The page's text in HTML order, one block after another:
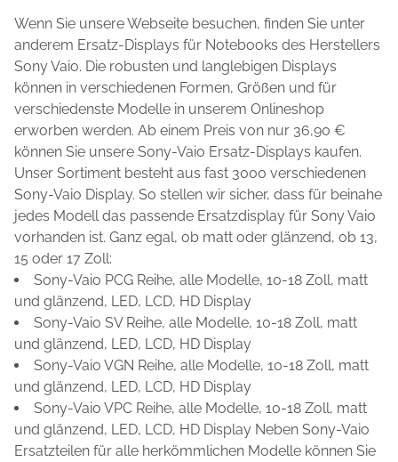
Wenn Sie unsere Webseite besuchen, finden Sie unter
anderem Ersatz-Displays für Notebooks des Herstellers
Sony Vaio. Die robusten und langlebigen Displays
können in verschiedenen Formen, Größen und für
verschiedenste Modelle in unserem Onlineshop
erworben werden. Ab einem Preis von nur 36,90 €
können Sie unsere Sony-Vaio Ersatz-Displays kaufen.
Unser Sortiment besteht aus fast 3000 verschiedenen
Sony-Vaio Display. So stellen wir sicher, dass für beinahe
jedes Modell das passende Ersatzdisplay für Sony Vaio
vorhanden ist. Ganz egal, ob matt oder glänzend, ob 13,
15 oder 17 Zoll:
Sony-Vaio PCG Reihe, alle Modelle, 10-18 Zoll, matt
und glänzend, LED, LCD, HD Display
Sony-Vaio SV Reihe, alle Modelle, 10-18 Zoll, matt
und glänzend, LED, LCD, HD Display
Sony-Vaio VGN Reihe, alle Modelle, 10-18 Zoll, matt
und glänzend, LED, LCD, HD Display
Sony-Vaio VPC Reihe, alle Modelle, 10-18 Zoll, matt
und glänzend, LED, LCD, HD Display Neben Sony-Vaio
Ersatzteilen für alle herkömmlichen Modelle können Sie